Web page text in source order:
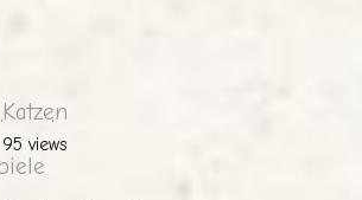
Katzen
95 views